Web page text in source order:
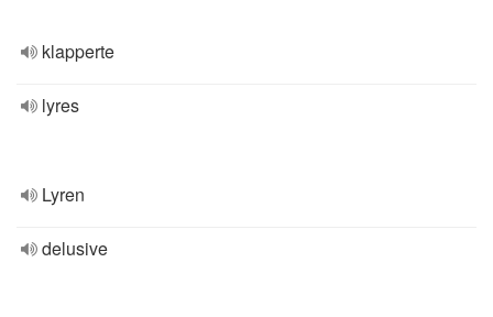
klapperte
lyres
Lyren
delusive